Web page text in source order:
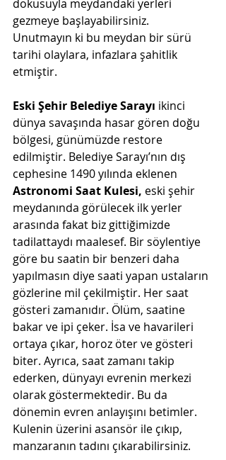
dokusuyla meydandaki yerleri
gezmeye başlayabilirsiniz.
Unutmayın ki bu meydan bir sürü
tarihi olaylara, infazlara şahitlik
etmiştir.
Eski Şehir Belediye Sarayı ikinci
dünya savaşında hasar gören doğu
bölgesi, günümüzde restore
edilmiştir. Belediye Sarayı’nın dış
cephesine 1490 yılında eklenen
Astronomi Saat Kulesi, eski şehir
meydanında görülecek ilk yerler
arasında fakat biz gittiğimizde
tadilattaydı maalesef. Bir söylentiye
göre bu saatin bir benzeri daha
yapılmasın diye saati yapan ustaların
gözlerine mil çekilmiştir. Her saat
gösteri zamanıdır. Ölüm, saatine
bakar ve ipi çeker. İsa ve havarileri
ortaya çıkar, horoz öter ve gösteri
biter. Ayrıca, saat zamanı takip
ederken, dünyayı evrenin merkezi
olarak göstermektedir. Bu da
dönemin evren anlayışını betimler.
Kulenin üzerini asansör ile çıkıp,
manzaranın tadını çıkarabilirsiniz.